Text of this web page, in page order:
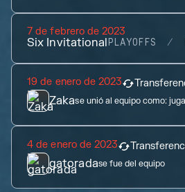
7 de febrero de 2023
Six InvitationalPLAYOFFS
19 de enero de 2023
Zakase unió al equipo como:
4 de enero de 2023
gatoradase fue del equipo